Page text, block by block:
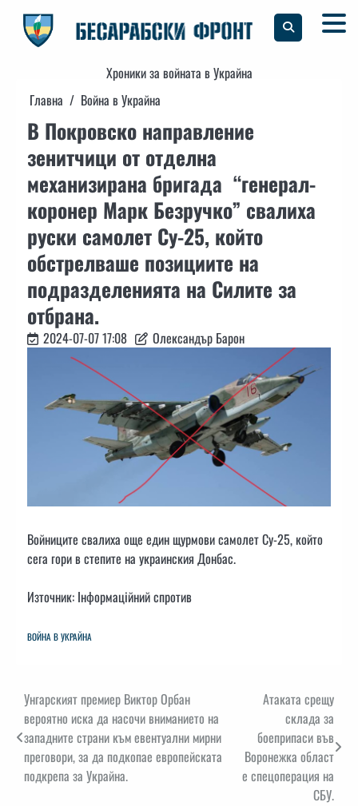
content
Хроники за войната в Украйна
Главна
Война в Украйна
В Покровско направление
зенитчици от отделна
механизирана бригада “генерал-
коронер Марк Безручко” свалиха
руски самолет Су-25, който
обстрелваше позициите на
подразделенията на Силите за
отбрана.
2024-07-07 17:08 Олександър Барон
Войниците свалиха още един щурмови самолет Су-25, който
сега гори в степите на украинския Донбас.
Източник: Інформаційний спротив
ВОЙНА В УКРАЙНА
Навигация
Унгарският премиер Виктор Орбан
вероятно иска да насочи вниманието на
западните страни към евентуални мирни
преговори, за да подкопае европейската
подкрепа за Украйна.
Атаката срещу
склада за
боеприпаси във
Воронежка област
е спецоперация на
СБУ.